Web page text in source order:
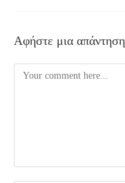
Αφήστε μια απάντηση
Comment